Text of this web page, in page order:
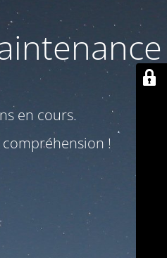
en cours.
!